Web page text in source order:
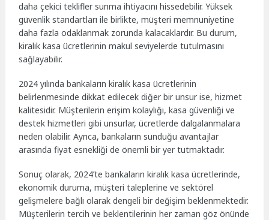
daha çekici teklifler sunma ihtiyacını hissedebilir. Yüksek
güvenlik standartları ile birlikte, müşteri memnuniyetine
daha fazla odaklanmak zorunda kalacaklardır. Bu durum,
kiralık kasa ücretlerinin makul seviyelerde tutulmasını
sağlayabilir.
2024 yılında bankaların kiralık kasa ücretlerinin
belirlenmesinde dikkat edilecek diğer bir unsur ise, hizmet
kalitesidir. Müşterilerin erişim kolaylığı, kasa güvenliği ve
destek hizmetleri gibi unsurlar, ücretlerde dalgalanmalara
neden olabilir. Ayrıca, bankaların sunduğu avantajlar
arasında fiyat esnekliği de önemli bir yer tutmaktadır.
Sonuç olarak, 2024’te bankaların kiralık kasa ücretlerinde,
ekonomik duruma, müşteri taleplerine ve sektörel
gelişmelere bağlı olarak dengeli bir değişim beklenmektedir.
Müşterilerin tercih ve beklentilerinin her zaman göz önünde